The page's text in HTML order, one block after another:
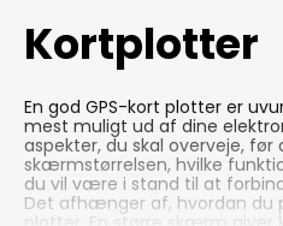
Kortplotter
En god GPS-kort plotter er
mest muligt ud af dine
aspekter, du skal overveje,
skærmstørrelsen, hvilke
du vil være i stand til at
Det afhænger af, hvordan du